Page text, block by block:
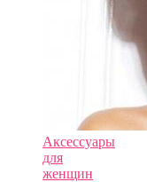
Аксессуары
для
женщин